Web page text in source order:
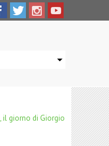
il giorno di Giorgio